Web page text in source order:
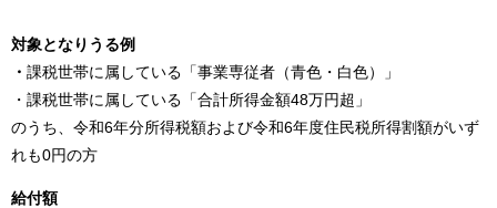
対象となりうる例
・ 課税世帯に属している「事業専従者（青色・白色）」
・課税世帯に属している「合計所得金額48万円超」
のうち、令和6年分所得税額および令和6年度住民税所得割額がいず
れも0円の方
給付額